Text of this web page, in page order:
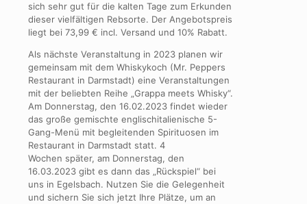
sich sehr gut für die kalten Tage zum Erkunden
dieser vielfältigen Rebsorte. Der Angebotspreis
liegt bei 73,99 € incl. Versand und 10% Rabatt.
Als nächste Veranstaltung in 2023 planen wir
gemeinsam mit dem Whiskykoch (Mr. Peppers
Restaurant in Darmstadt) eine Veranstaltungen
mit der beliebten Reihe „Grappa meets Whisky“.
Am Donnerstag, den 16.02.2023 findet wieder
das große gemischte englischitalienische 5-
Gang-Menü mit begleitenden Spirituosen im
Restaurant in Darmstadt statt. 4
Wochen später, am Donnerstag, den
16.03.2023 gibt es dann das „Rückspiel“ bei
uns in Egelsbach. Nutzen Sie die Gelegenheit
und sichern Sie sich jetzt Ihre Plätze, um an